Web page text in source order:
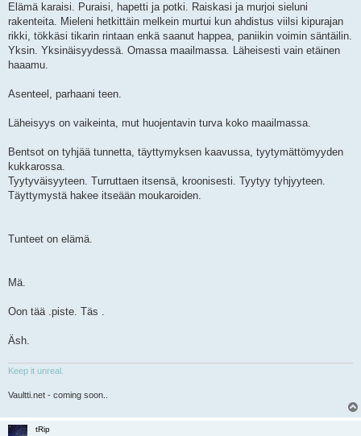
Elämä karaisi. Puraisi, hapetti ja potki. Raiskasi ja murjoi sieluni
rakenteita. Mieleni hetkittäin melkein murtui kun ahdistus viilsi kipurajan
rikki, tökkäsi tikarin rintaan enkä saanut happea, paniikin voimin säntäilin.
Yksin. Yksinäisyydessä. Omassa maailmassa. Läheisesti vain etäinen
haaamu.
Asenteel, parhaani teen.
Läheisyys on vaikeinta, mut huojentavin turva koko maailmassa.
Bentsot on tyhjää tunnetta, täyttymyksen kaavussa, tyytymättömyyden
kukkarossa.
Tyytyväisyyteen. Turruttaen itsensä, kroonisesti. Tyytyy tyhjyyteen.
Täyttymystä hakee itseään moukaroiden.
Tunteet on elämä.
Mä.
Oon tää .piste. Täs .
Äsh.
Keep it unreal.
Vaultti.net - coming soon..
tRip